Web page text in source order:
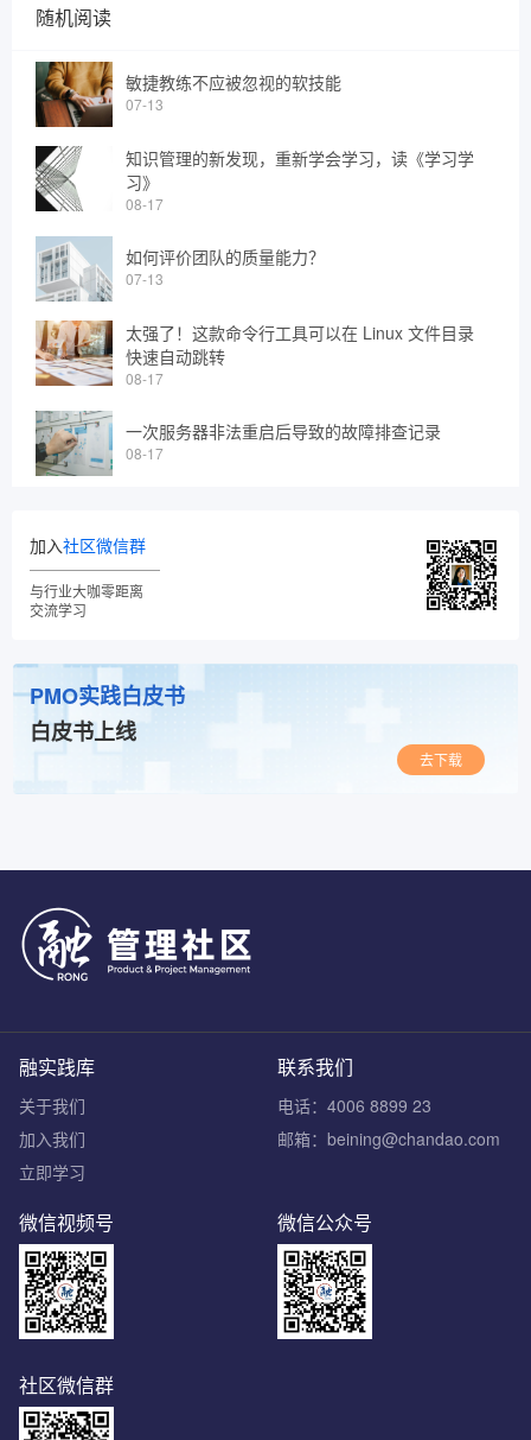
随机阅读
敏捷教练不应被忽视的软技能
07-13
知识管理的新发现，重新学会学习，读《学习学
习》
08-17
如何评价团队的质量能力？
07-13
太强了！这款命令行工具可以在 Linux 文件目录
快速自动跳转
08-17
一次服务器非法重启后导致的故障排查记录
08-17
加入社区微信群
与行业大咖零距离
交流学习
PMO实践白皮书
白皮书上线
去下载
联系我们
电话：4006 8899 23
邮箱：beining@chandao.com
融实践库
关于我们
加入我们
立即学习
微信公众号
微信视频号
社区微信群